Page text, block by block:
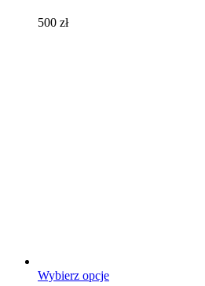
500 zł
Wybierz opcjeTen